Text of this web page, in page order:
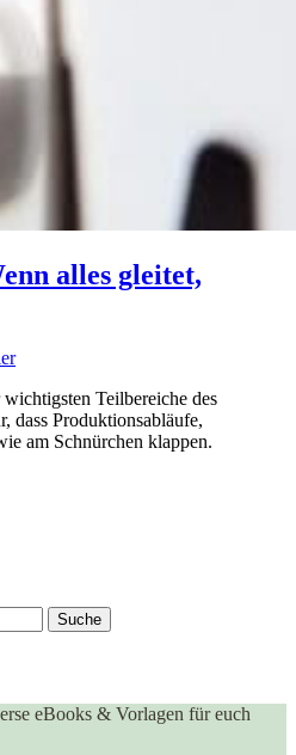
alles gleitet,
Teilbereiche des
dass Produktionsabläufe,
am Schnürchen klappen.
eBooks & Vorlagen für euch